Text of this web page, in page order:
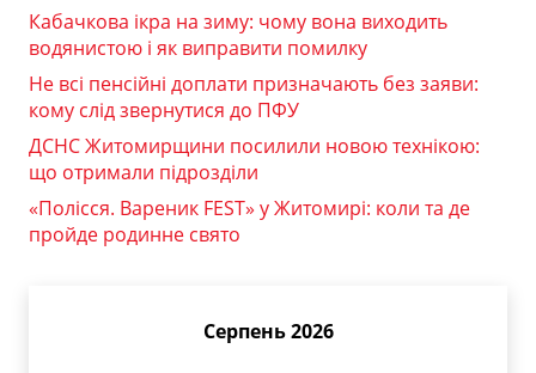
Кабачкова ікра на зиму: чому вона виходить
водянистою і як виправити помилку
Не всі пенсійні доплати призначають без заяви:
кому слід звернутися до ПФУ
ДСНС Житомирщини посилили новою технікою:
що отримали підрозділи
«Полісся. Вареник FEST» у Житомирі: коли та де
пройде родинне свято
Серпень 2026